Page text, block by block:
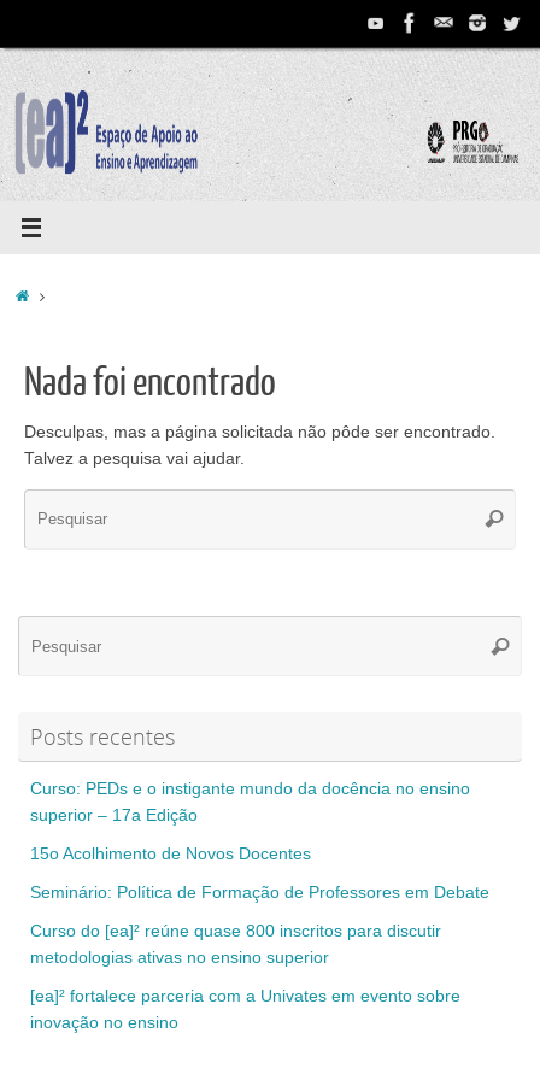
conteúdo
Home
Nada foi encontrado
Desculpas, mas a página solicitada não pôde ser encontrado.
Talvez a pesquisa vai ajudar.
Posts recentes
Curso: PEDs e o instigante mundo da docência no ensino
superior – 17a Edição
15o Acolhimento de Novos Docentes
Seminário: Política de Formação de Professores em Debate
Curso do [ea]² reúne quase 800 inscritos para discutir
metodologias ativas no ensino superior
[ea]² fortalece parceria com a Univates em evento sobre
inovação no ensino